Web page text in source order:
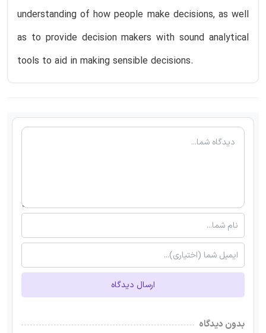
understanding of how people make decisions, as well
as to provide decision makers with sound analytical
tools to aid in making sensible decisions.
ارسال دیدگاه
بدون دیدگاه